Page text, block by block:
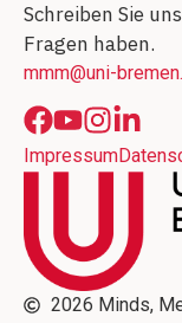
Schreiben Sie
Fragen haben.
mmm@uni-
Impressum
2026 Minds,